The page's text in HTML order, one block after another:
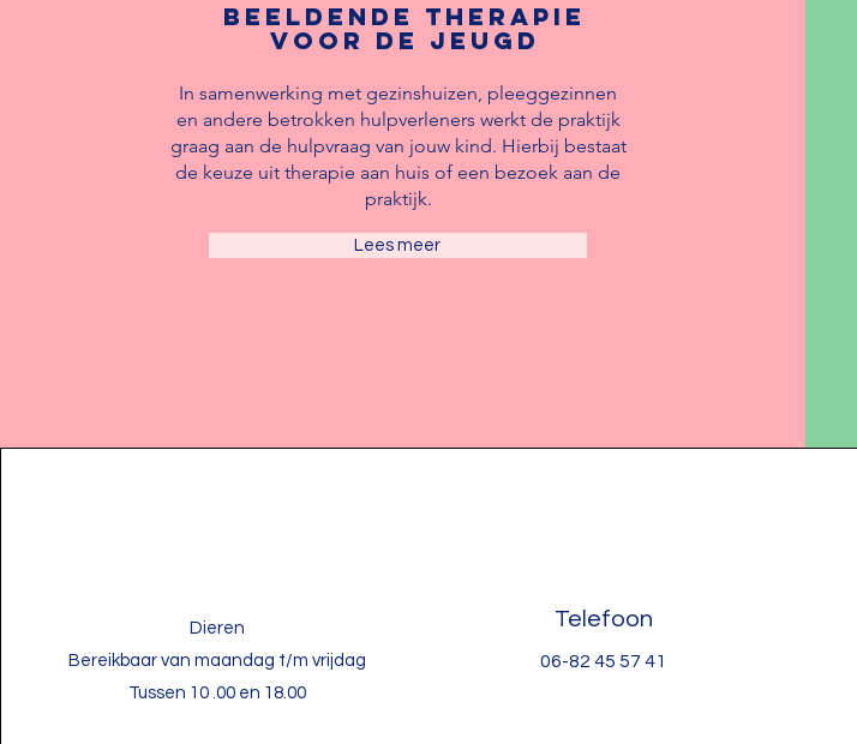
Beeldende therapie
voor de jeugd
In samenwerking met gezinshuizen, pleeggezinnen
en andere betrokken hulpverleners werkt de praktijk
graag aan de hulpvraag van jouw kind. Hierbij bestaat
de keuze uit therapie aan huis of een bezoek aan de
praktijk.
Lees meer
​Dieren
Bereikbaar van maandag t/m vrijdag
Tussen 10 .00 en 18.00
Telefoon
06-82 45 57 41